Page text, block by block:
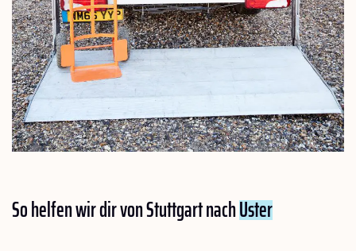
So helfen wir dir von Stuttgart nachUster